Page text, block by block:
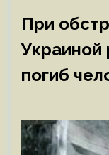
При
Украиной
погиб